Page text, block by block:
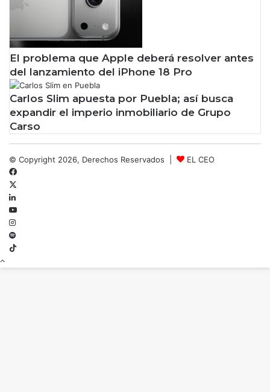
El problema que Apple deberá resolver antes
del lanzamiento del iPhone 18 Pro
Carlos Slim apuesta por Puebla; así busca
expandir el imperio inmobiliario de Grupo
Carso
© Copyright 2026, Derechos Reservados |
EL CEO
Spotify